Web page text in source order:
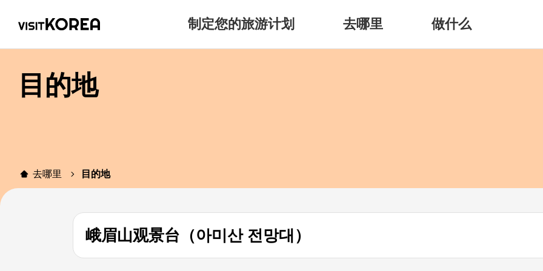
制定您的旅游计划 去哪里 做什么
目的地
去哪里 目的地
峨眉山观景台（아미산 전망대）